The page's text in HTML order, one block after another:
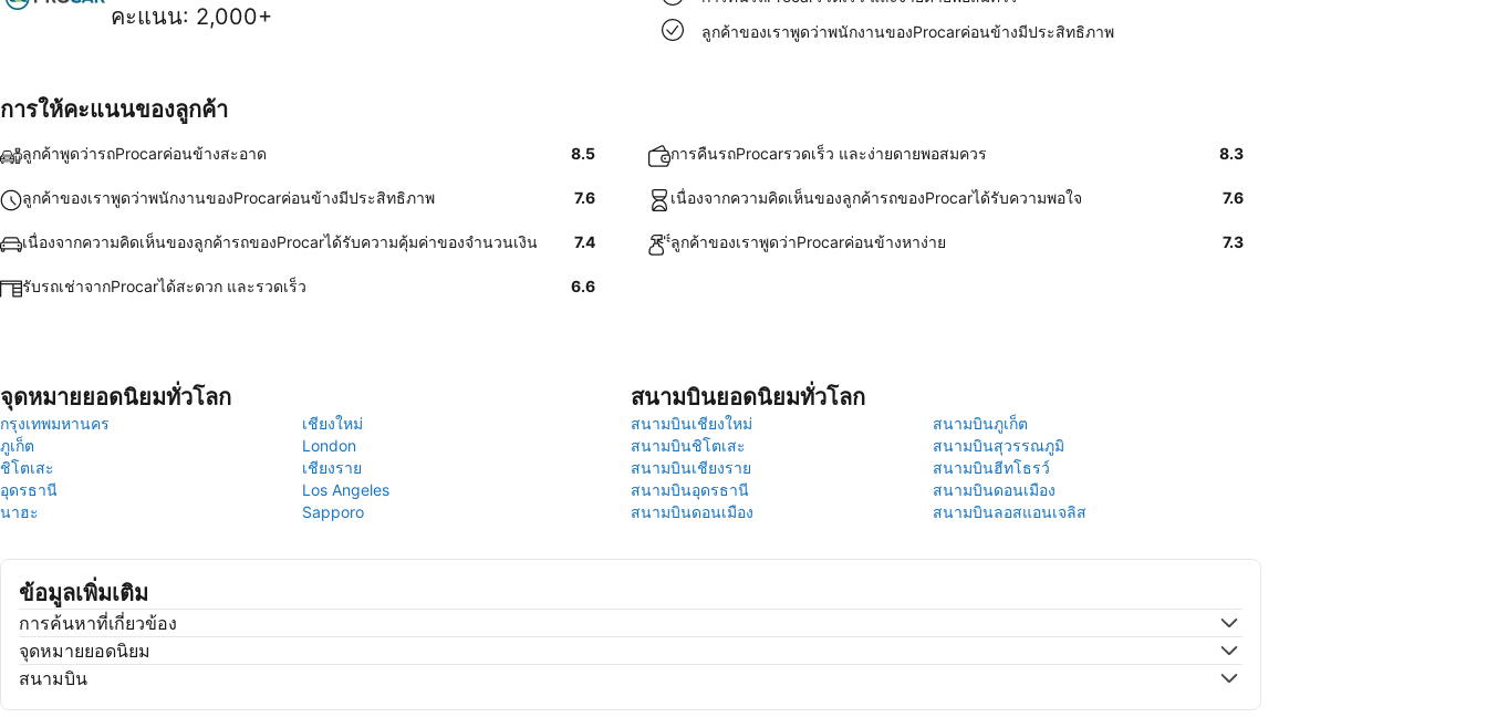
คะแนน: 2,000+
ลูกค้าของเราพูดว่าพนักงานของProcarค่อนข้างมีประสิทธิภาพ
การให้คะแนนของลูกค้า
ลูกค้าพูดว่ารถProcarค่อนข้างสะอาด 8.5 การคืนรถProcarรวดเร็ว และง่ายดายพอสมควร 8.3
ลูกค้าของเราพูดว่าพนักงานของProcarค่อนข้างมีประสิทธิภาพ 7.6 เนื่องจากความคิดเห็นของลูกค้ารถของProcarได้รับความพอใจ 7.6
เนื่องจากความคิดเห็นของลูกค้ารถของProcarได้รับความคุ้มค่าของจำนวนเงิน 7.4 ลูกค้าของเราพูดว่าProcarค่อนข้างหาง่าย 7.3
รับรถเช่าจากProcarได้สะดวก และรวดเร็ว 6.6
จุดหมายยอดนิยมทั่วโลก
กรุงเทพมหานคร
เชียงใหม่
ภูเก็ต
London
ชิโตเสะ
เชียงราย
อุดรธานี
Los Angeles
นาฮะ
Sapporo
สนามบินยอดนิยมทั่วโลก
สนามบินเชียงใหม่
สนามบินภูเก็ต
สนามบินชิโตเสะ
สนามบินสุวรรณภูมิ
สนามบินเชียงราย
สนามบินฮีทโธรว์
สนามบินอุดรธานี
สนามบินดอนเมือง
สนามบินดอนเมือง
สนามบินลอสแอนเจลิส
ข้อมูลเพิ่มเติม
การค้นหาที่เกี่ยวข้อง
จุดหมายยอดนิยม
สนามบิน